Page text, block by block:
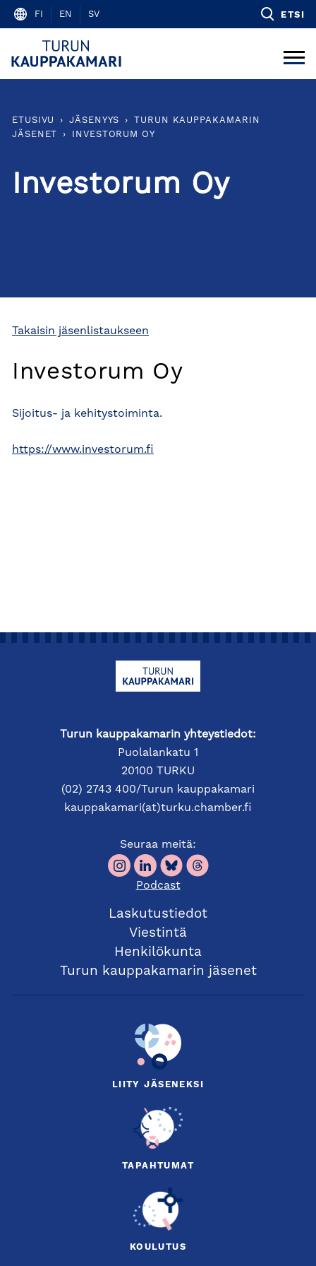
Skip
content
FI EN SV ETSI
ETUSIVU › JÄSENYYS ›
TURUN KAUPPAKAMARIN
JÄSENET
› INVESTORUM OY
Investorum Oy
Takaisin jäsenlistaukseen
Investorum Oy
Sijoitus- ja kehitystoiminta.
https://www.investorum.fi
Turun kauppakamarin yhteystiedot:
Puolalankatu 1
20100 TURKU
(02) 2743 400/Turun kauppakamari
kauppakamari(at)turku.chamber.fi
Seuraa meitä:
Podcast
Laskutustiedot
Viestintä
Henkilökunta
Turun kauppakamarin jäsenet
LIITY JÄSENEKSI
TAPAHTUMAT
KOULUTUS